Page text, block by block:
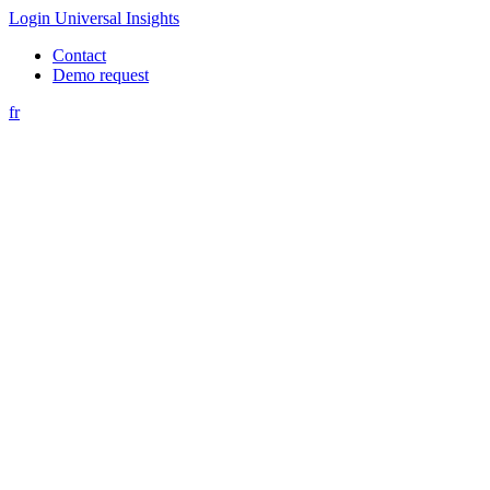
Login Universal Insights
Contact
Demo request
fr